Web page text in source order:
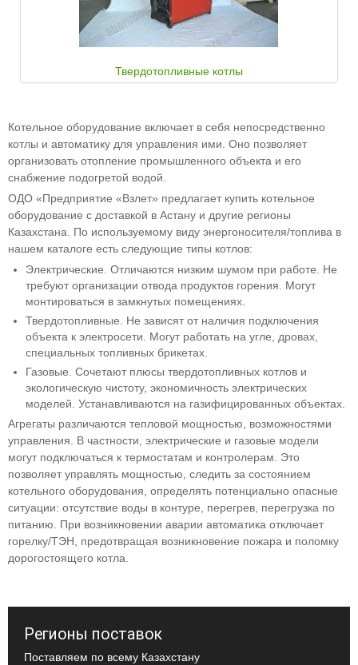
Твердотопливные котлы
Котельное оборудование включает в себя непосредственно
котлы и автоматику для управления ими. Оно позволяет
организовать отопление промышленного объекта и его
снабжение подогретой водой.
ОДО «Предприятие «Взлет» предлагает купить котельное
оборудование с доставкой в Астану и другие регионы
Казахстана. По используемому виду энергоносителя/топлива в
нашем каталоге есть следующие типы котлов:
Электрические. Отличаются низким шумом при работе. Не
требуют организации отвода продуктов горения. Могут
монтироваться в замкнутых помещениях.
Твердотопливные. Не зависят от наличия подключения
объекта к электросети. Могут работать на угле, дровах,
специальных топливных брикетах.
Газовые. Сочетают плюсы твердотопливных котлов и
экологическую чистоту, экономичность электрических
моделей. Устанавливаются на газифицированных объектах.
Агрегаты различаются тепловой мощностью, возможностями
управления. В частности, электрические и газовые модели
могут подключаться к термостатам и контролерам. Это
позволяет управлять мощностью, следить за состоянием
котельного оборудования, определять потенциально опасные
ситуации: отсутствие воды в контуре, перегрев, перегрузка по
питанию. При возникновении аварии автоматика отключает
горелку/ТЭН, предотвращая возникновение пожара и поломку
дорогостоящего котла.
Регионы поставок
Поставляем по всему Казахстану